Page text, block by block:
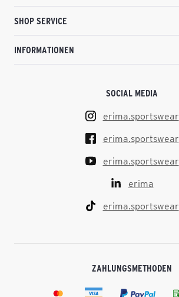
SHOP SERVICE
INFORMATIONEN
SOCIAL MEDIA
erima.sportswear
erima.sportswear
erima.sportswear
erima
erima.sportswear
ZAHLUNGSMETHODEN